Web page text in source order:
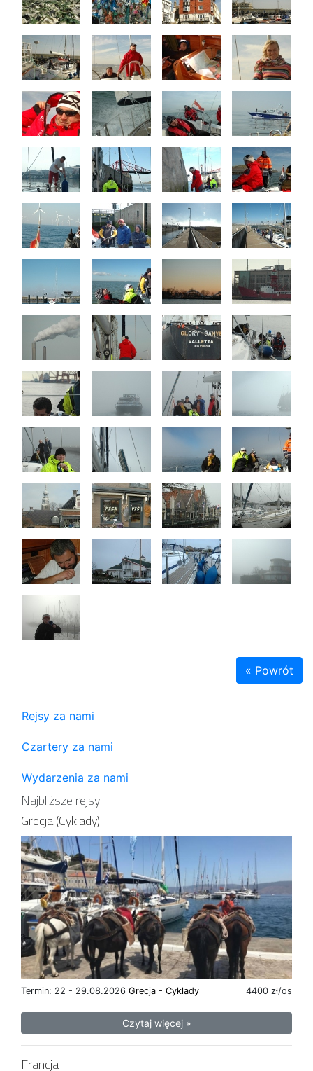
« Powrót
Rejsy za nami
Czartery za nami
Wydarzenia za nami
Najbliższe rejsy
Grecja (Cyklady)
Termin: 22 - 29.08.2026 4400 zł/os
Grecja - Cyklady
Czytaj więcej »
Francja